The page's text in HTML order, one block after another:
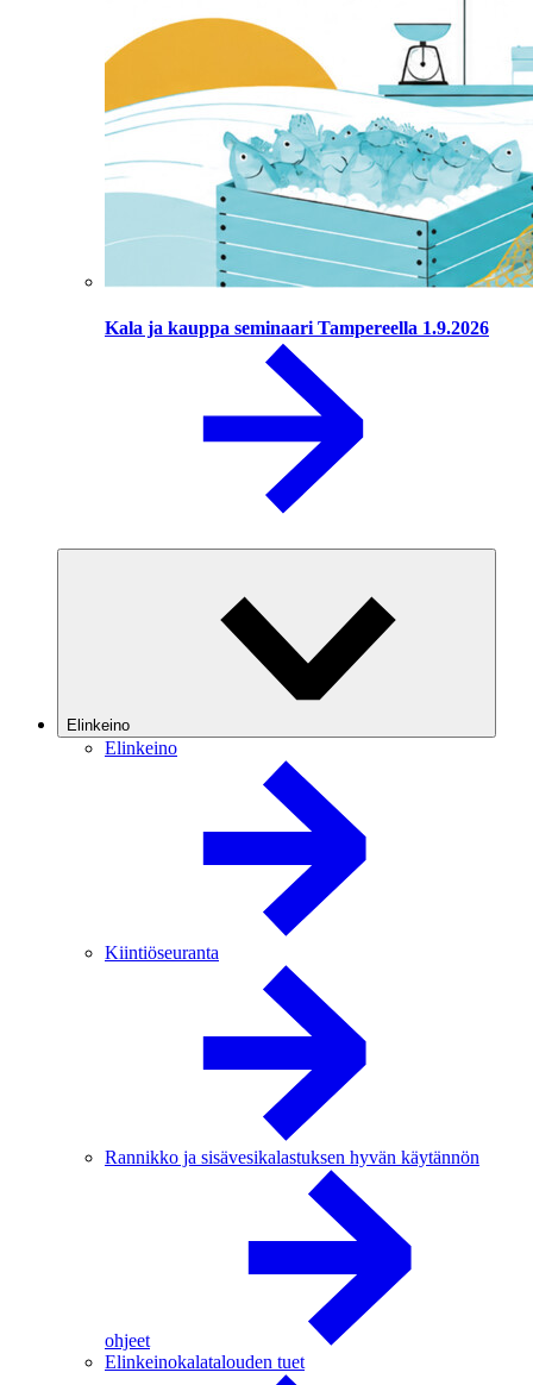
Kala ja kauppa seminaari Tampereella 1.9.2026
Elinkeino
Elinkeino
Kiintiöseuranta
Rannikko ja sisävesikalastuksen hyvän käytännön
ohjeet
Elinkeinokalatalouden tuet